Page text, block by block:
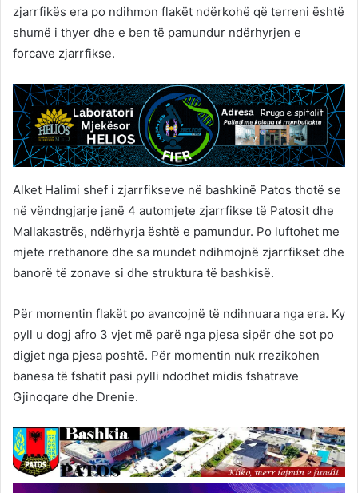
zjarrfikës era po ndihmon flakët ndërkohë që terreni është
shumë i thyer dhe e ben të pamundur ndërhyrjen e
forcave zjarrfikse.
Alket Halimi shef i zjarrfikseve në bashkinë Patos thotë se
në vëndngjarje janë 4 automjete zjarrfikse të Patosit dhe
Mallakastrës, ndërhyrja është e pamundur. Po luftohet me
mjete rrethanore dhe sa mundet ndihmojnë zjarrfikset dhe
banorë të zonave si dhe struktura të bashkisë.
Për momentin flakët po avancojnë të ndihnuara nga era. Ky
pyll u dogj afro 3 vjet më parë nga pjesa sipër dhe sot po
digjet nga pjesa poshtë. Për momentin nuk rrezikohen
banesa të fshatit pasi pylli ndodhet midis fshatrave
Gjinoqare dhe Drenie.